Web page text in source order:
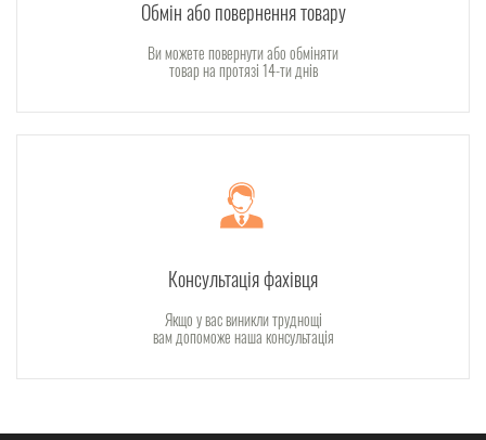
Обмін або повернення товару
Ви можете повернути або обміняти
товар на протязі 14-ти днів
Консультація фахівця
Якщо у вас виникли труднощі
вам допоможе наша консультація